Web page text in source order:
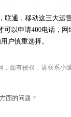
联通，移动这三大运
可以申请400电话，
户慎重选择。
，如有侵权，请联系小
面的问题？